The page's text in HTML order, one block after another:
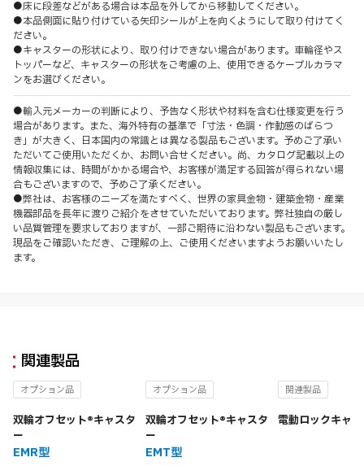
●床に段差などがある場合は本品を外してから移動してください。
●本品側面に貼り付けている矢印シールが上を向くようにして取り付けてく
ださい。
●キャスターの形状により、取り付けできない場合があります。車輪径やス
トッパーなど、キャスターの形状をご考慮の上、使用できるケーブルカラマ
ンをお選びください。
●輸入元メーカーの判断により、予告なく形状や材料を含む仕様変更を行う
場合があります。また、海外特有の基準で「寸法・色調・作動感のばらつ
き」が大きく、日本国内の常識とは異なる製品もございます。予めご了承い
ただいてご使用いただくか、お問い合せください。尚、カタログ記載以上の
情報収集には、時間がかかる場合や、お客様が満足する回答が得られない場
合もございますので、予めご了承ください。
●弊社は、お客様のニーズを満たすべく、世界の家具金物・建築金物・産業
機器部品を長年に渡りご紹介をさせていただいております。弊社独自の厳し
い品質管理を要求しておりますが、一部ご期待に沿わない製品もございます。
現品をご確認いただき、ご理解の上、ご使用くださいますようお願いいたし
ます。
関連製品
オプション品
双輪オフセット®キャスタ
ー
EMR型
オプション品
双輪オフセット®キャスタ
ー
EMT型
関連製品
電動ロックキャ